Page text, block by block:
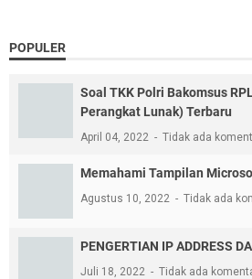
POPULER
Soal TKK Polri Bakomsus
Perangkat Lunak) Terbaru
April 04, 2022 Tidak ada
Memahami Tampilan
Agustus 10, 2022 Tidak ada
PENGERTIAN IP ADDRESS
Juli 18, 2022 Tidak ada